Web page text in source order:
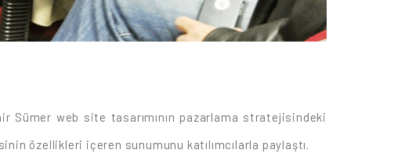
Sümer web site tasarımının pazarlama stratejisindeki
özellikleri içeren sunumunu katılımcılarla paylaştı.